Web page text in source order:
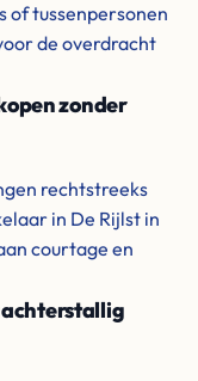
of tussenpersonen
de overdracht
zonder
rechtstreeks
in De Rijlst in
courtage en
achterstallig